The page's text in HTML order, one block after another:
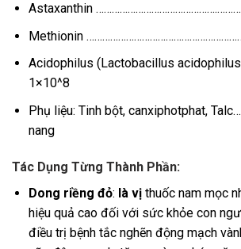
Astaxanthin
Methionin
Acidophilus (Lactobacillus
1×10^8
Phụ liệu: Tinh bột, canxiphotphat,
nang
Tác Dụng Từng Thành Phần:
Dong riềng đỏ: là vịthuốc nam mọc
hiệu quả cao đối với sức khỏe con
điều trị bệnh tắc nghẽn động mạch